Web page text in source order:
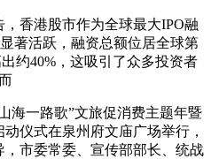
香港股市作为全球最大IPO融
著活跃，融资总额位居全球第
约40%，这吸引了众多投资者
海一路歌”文旅促消费主题年暨
仪式在泉州府文庙广场举行，
市委常委、宣传部部长、统战